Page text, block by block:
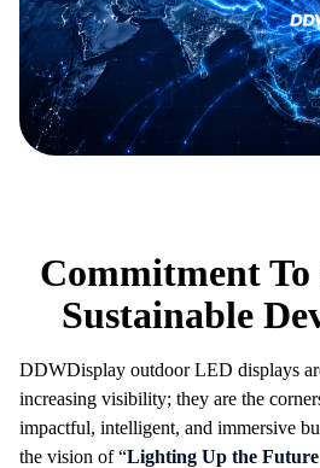
Commitment To
Sustainable
DDWDisplay outdoor LED displays
increasing visibility; they are the
impactful, intelligent, and immersive
the vision of “Lighting Up the